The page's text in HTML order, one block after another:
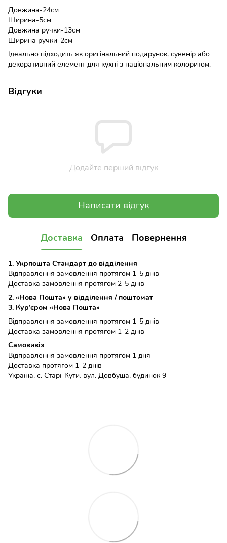
Довжина-24см
Ширина-5см
Довжина ручки-13см
Ширина ручки-2см
Ідеально підходить як оригінальний подарунок, сувенір або
декоративний елемент для кухні з національним колоритом.
Відгуки
Додайте перший відгук
Написати відгук
Доставка Оплата Повернення
1. Укрпошта Стандарт до відділення
Відправлення замовлення протягом 1-5 днів
Доставка замовлення протягом 2-5 днів
2. «Нова Пошта» у відділення / поштомат
3. Кур’єром «Нова Пошта»
Відправлення замовлення протягом 1-5 днів
Доставка замовлення протягом 1-2 днів
Самовивіз
Відправлення замовлення протягом 1 дня
Доставка протягом 1-2 днів
Україна, с. Старі-Кути, вул. Довбуша, будинок 9